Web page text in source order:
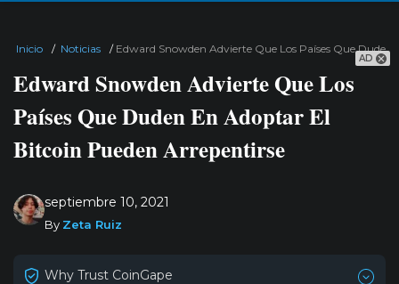
AD
Inicio / Noticias / Edward Snowden Advierte Que Los Países Que
Edward Snowden Advierte Que Los
Países Que Duden En Adoptar El
Bitcoin Pueden Arrepentirse
septiembre 10, 2021
By Zeta Ruiz
Why Trust CoinGape